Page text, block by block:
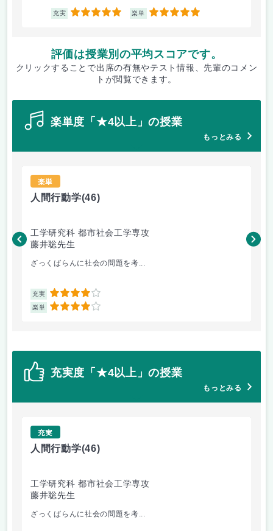
充実 5 楽単 5
評価は授業別の平均スコアです。
クリックすることで出席の有無やテスト情報、先輩のコメン
トが閲覧できます。
楽単度「★4以上」の授業
もっとみる
楽単
人間行動学(46)
工学研究科 都市社会工学専攻
藤井聡先生
ざっくばらんに社会の問題を考...
充実 4
楽単 4
藤
充実度「★4以上」の授業
もっとみる
充実
人間行動学(46)
工学研究科 都市社会工学専攻
藤井聡先生
ざっくばらんに社会の問題を考...